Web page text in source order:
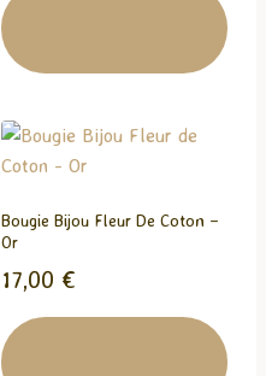
Bougie Bijou Fleur De Coton –
Or
17,00 €